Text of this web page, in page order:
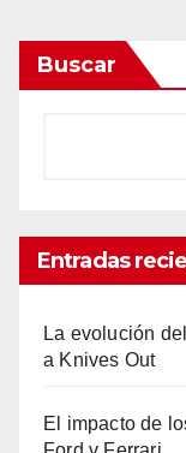
Buscar
Entradas
La evolución
a Knives Out
El impacto de